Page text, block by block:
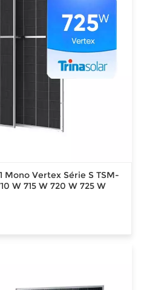
Mono Vertex Série S TSM-
W 715 W 720 W 725 W